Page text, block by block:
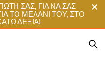
ΣΑΣ, ΓΙΑ ΝΑ ΣΑΣ
ΤΟ ΜΕΛΑΝΙ ΤΟΥ, ΣΤΟ
ΔΕΞΙΑ!